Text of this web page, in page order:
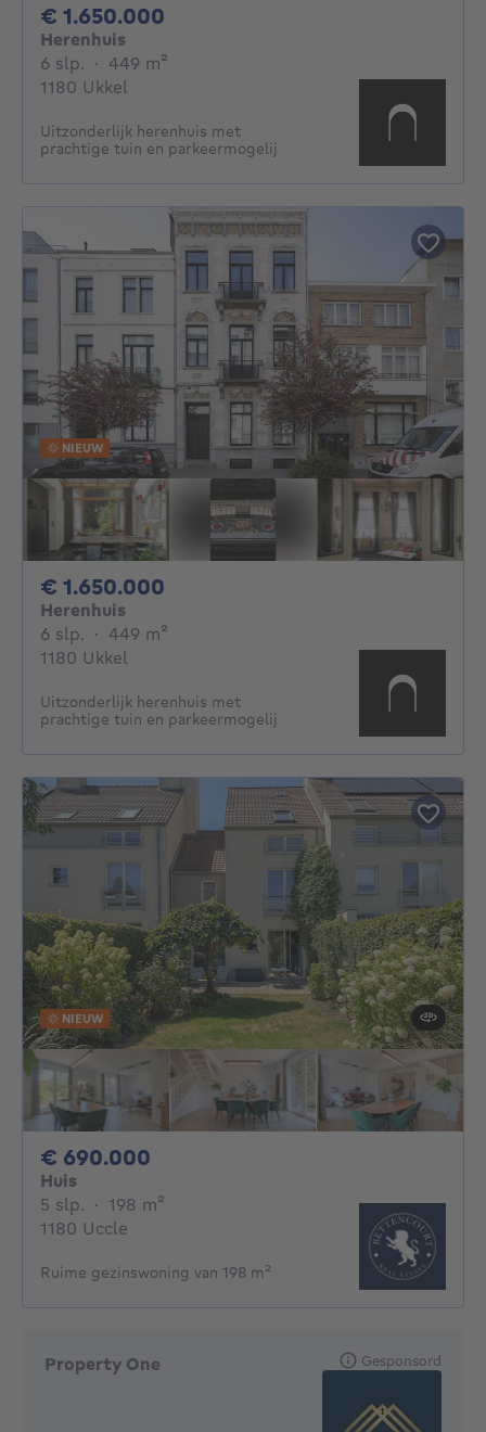
€ 1.650.000
Herenhuis
6 slp. 6 slaapkamers
· 449 m²
1180 Ukkel
Uitzonderlijk herenhuis met
prachtige tuin en parkeermogelij
NIEUW
€ 1.650.000
Herenhuis
6 slp. 6 slaapkamers
· 449 m²
1180 Ukkel
Uitzonderlijk herenhuis met
prachtige tuin en parkeermogelij
NIEUW
€ 690.000
Huis
5 slp. 5 slaapkamers
· 198 m²
1180 Uccle
Ruime gezinswoning van 198 m²
Property One Gesponsord